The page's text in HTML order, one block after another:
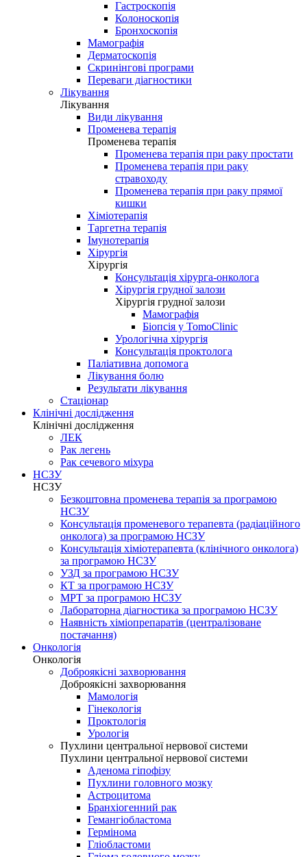
Гастроскопія
Колоноскопія
Бронхоскопія
Мамографія
Дерматоскопія
Скринінгові програми
Переваги діагностики
Лікування
Лікування
Види лікування
Променева терапія
Променева терапія
Променева терапія при раку простати
Променева терапія при раку
стравоходу
Променева терапія при раку прямої
кишки
Хіміотерапія
Таргетна терапія
Імунотерапія
Хірургія
Хірургія
Консультація хірурга-онколога
Хірургія грудної залози
Хірургія грудної залози
Мамографія
Біопсія у TomoClinic
Урологічна хірургія
Консультація проктолога
Паліативна допомога
Лікування болю
Результати лікування
Стаціонар
Клінічні дослідження
Клінічні дослідження
ЛЕК
Рак легень
Рак сечевого міхура
НСЗУ
НСЗУ
Безкоштовна променева терапія за програмою
НСЗУ
Консультація променевого терапевта (радіаційного
онколога) за програмою НСЗУ
Консультація хіміотерапевта (клінічного онколога)
за програмою НСЗУ
УЗД за програмою НСЗУ
КТ за програмою НСЗУ
МРТ за програмою НСЗУ
Лабораторна діагностика за програмою НСЗУ
Наявність хіміопрепаратів (централізоване
постачання)
Онкологія
Онкологія
Доброякісні захворювання
Доброякісні захворювання
Мамологія
Гінекологія
Проктологія
Урологія
Пухлини центральної нервової системи
Пухлини центральної нервової системи
Аденома гіпофізу
Пухлини головного мозку
Астроцитома
Бранхіогенний рак
Гемангіобластома
Гермінома
Гліобластоми